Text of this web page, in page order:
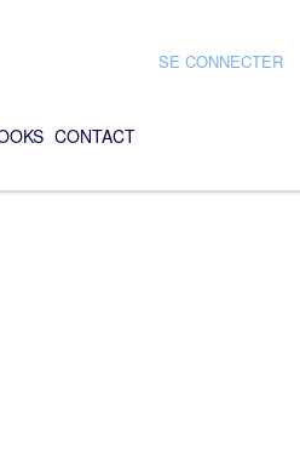
SE CONNECTER
CONTACT